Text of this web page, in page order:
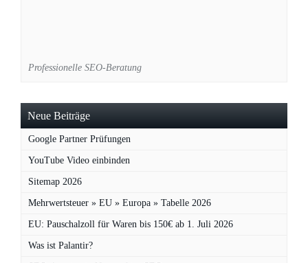
Professionelle SEO-Beratung
Neue Beiträge
Google Partner Prüfungen
YouTube Video einbinden
Sitemap 2026
Mehrwertsteuer » EU » Europa » Tabelle 2026
EU: Pauschalzoll für Waren bis 150€ ab 1. Juli 2026
Was ist Palantir?